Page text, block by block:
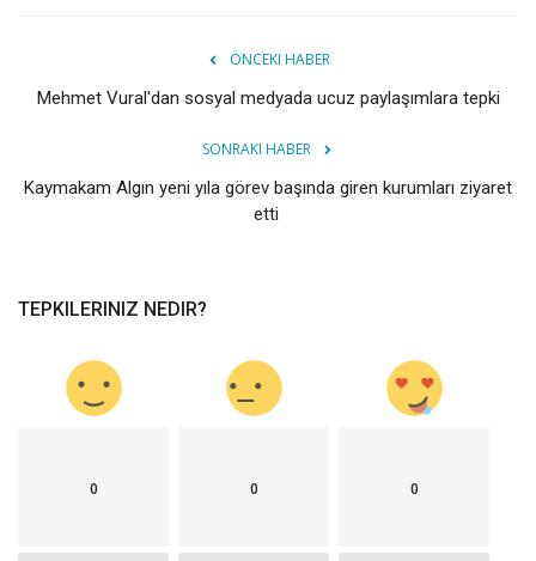
ÖNCEKI HABER
Mehmet Vural'dan sosyal medyada ucuz paylaşımlara tepki
SONRAKI HABER
Kaymakam Algın yeni yıla görev başında giren kurumları ziyaret
etti ‎
TEPKILERINIZ NEDIR?
0 0 0